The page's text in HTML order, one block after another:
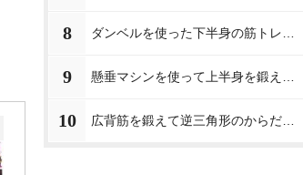
8
9
10